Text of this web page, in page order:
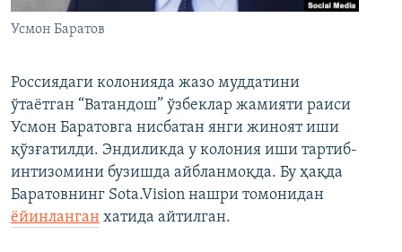
Усмон Баратов
Россиядаги колонияда жазо муддатини
ўтаётган “Ватандош” ўзбеклар жамияти раиси
Усмон Баратовга нисбатан янги жиноят иши
қўзғатилди. Эндиликда у колония иши тартиб-
интизомини бузишда айбланмоқда. Бу ҳақда
Баратовнинг Sota.Vision нашри томонидан
ёйинланган хатида айтилган.